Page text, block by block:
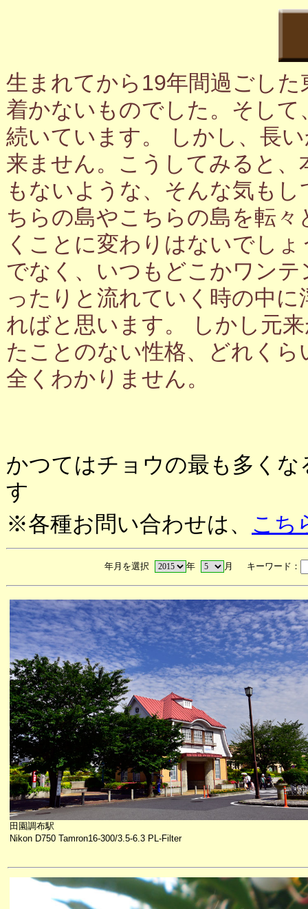
生まれてから19年間過ごし
着かないものでした。そし
続いています。 しかし、長
来ません。こうしてみると
もないような、そんな気も
ちらの島やこちらの島を転
くことに変わりはないでし
でなく、いつもどこかワン
ったりと流れていく時の中
ればと思います。 しかし元
たことのない性格、どれく
全くわかりません。
かつてはチョウの最も多く
す
※各種お問い合わせは、 こち
年月を選択 年 月 キーワード：
田園調布駅
Nikon D750 Tamron16-300/3.5-6.3 PL-Filter